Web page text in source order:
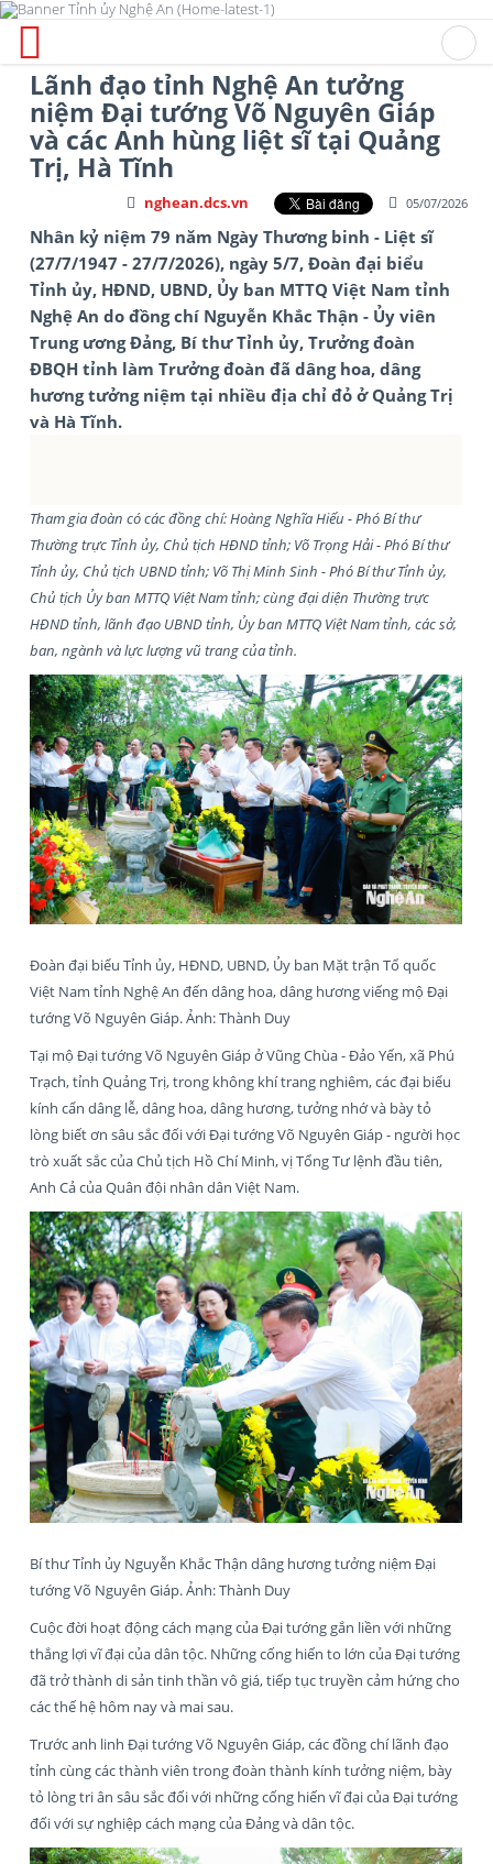
Lãnh đạo tỉnh Nghệ An tưởng
niệm Đại tướng Võ Nguyên Giáp
và các Anh hùng liệt sĩ tại Quảng
Trị, Hà Tĩnh
05/07/2026
nghean.dcs.vn
Nhân kỷ niệm 79 năm Ngày Thương binh - Liệt sĩ
(27/7/1947 - 27/7/2026), ngày 5/7, Đoàn đại biểu
Tỉnh ủy, HĐND, UBND, Ủy ban MTTQ Việt Nam tỉnh
Nghệ An do đồng chí Nguyễn Khắc Thận - Ủy viên
Trung ương Đảng, Bí thư Tỉnh ủy, Trưởng đoàn
ĐBQH tỉnh làm Trưởng đoàn đã dâng hoa, dâng
hương tưởng niệm tại nhiều địa chỉ đỏ ở Quảng Trị
và Hà Tĩnh.
Tham gia đoàn có các đồng chí: Hoàng Nghĩa Hiếu - Phó Bí thư
Thường trực Tỉnh ủy, Chủ tịch HĐND tỉnh; Võ Trọng Hải - Phó Bí thư
Tỉnh ủy, Chủ tịch UBND tỉnh; Võ Thị Minh Sinh - Phó Bí thư Tỉnh ủy,
Chủ tịch Ủy ban MTTQ Việt Nam tỉnh; cùng đại diện Thường trực
HĐND tỉnh, lãnh đạo UBND tỉnh, Ủy ban MTTQ Việt Nam tỉnh, các sở,
ban, ngành và lực lượng vũ trang của tỉnh.
Đoàn đại biểu Tỉnh ủy, HĐND, UBND, Ủy ban Mặt trận Tổ quốc
Việt Nam tỉnh Nghệ An đến dâng hoa, dâng hương viếng mộ Đại
tướng Võ Nguyên Giáp. Ảnh: Thành Duy
Tại mộ Đại tướng Võ Nguyên Giáp ở Vũng Chùa - Đảo Yến, xã Phú
Trạch, tỉnh Quảng Trị, trong không khí trang nghiêm, các đại biểu
kính cẩn dâng lễ, dâng hoa, dâng hương, tưởng nhớ và bày tỏ
lòng biết ơn sâu sắc đối với Đại tướng Võ Nguyên Giáp - người học
trò xuất sắc của Chủ tịch Hồ Chí Minh, vị Tổng Tư lệnh đầu tiên,
Anh Cả của Quân đội nhân dân Việt Nam.
Bí thư Tỉnh ủy Nguyễn Khắc Thận dâng hương tưởng niệm Đại
tướng Võ Nguyên Giáp. Ảnh: Thành Duy
Cuộc đời hoạt động cách mạng của Đại tướng gắn liền với những
thắng lợi vĩ đại của dân tộc. Những cống hiến to lớn của Đại tướng
đã trở thành di sản tinh thần vô giá, tiếp tục truyền cảm hứng cho
các thế hệ hôm nay và mai sau.
Trước anh linh Đại tướng Võ Nguyên Giáp, các đồng chí lãnh đạo
tỉnh cùng các thành viên trong đoàn thành kính tưởng niệm, bày
tỏ lòng tri ân sâu sắc đối với những cống hiến vĩ đại của Đại tướng
đối với sự nghiệp cách mạng của Đảng và dân tộc.